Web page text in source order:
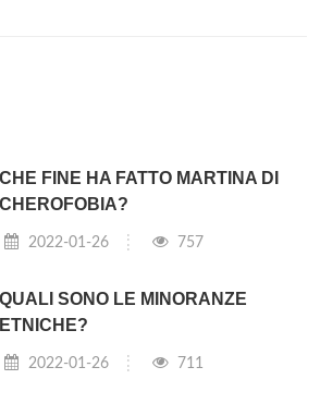
CHE FINE HA FATTO MARTINA DI
CHEROFOBIA?
2022-01-26 757
QUALI SONO LE MINORANZE
ETNICHE?
2022-01-26 711